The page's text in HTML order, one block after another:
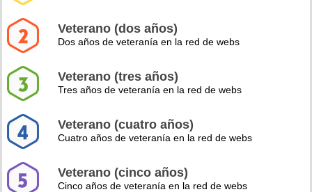
Veterano (dos años)
Dos años de veteranía en la red de webs
Veterano (tres años)
Tres años de veteranía en la red de webs
Veterano (cuatro años)
Cuatro años de veteranía en la red de webs
Veterano (cinco años)
Cinco años de veteranía en la red de webs